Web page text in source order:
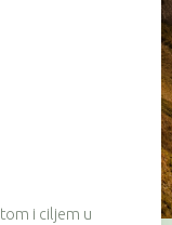
i ciljem u